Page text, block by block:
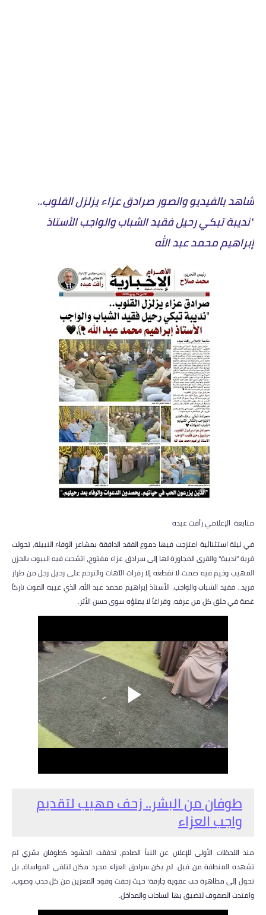
شاهد بالفيديو والصور صرادق عزاء يزلزل القلوب..
"نديبة تبكي رحيل فقيد الشباب والواجب الأستاذ
إبراهيم محمد عبد الله
متابعة الإعلامي رأفت عبده
في ليلة استثنائية امتزجت فيها دموع الفقد الدافقة بمشاعر الوفاء النبيلة، تحولت
قرية "نديبة" والقرى المجاورة لها إلى سرادق عزاء مفتوح، اتشحت فيه البيوت بالحزن
المهيب وخيم فيه صمت لا تقطعه إلا زفرات الآهات والترحم على رحيل رجل من طراز
فريد.. فقيد الشباب والواجب، الأستاذ إبراهيم محمد عبد الله، الذي غيبه الموت تاركاً
غصة في حلق كل من عرفه، وفراغاً لا يملؤه سوى حسن الأثر.
طوفان من البشر.. زحف مهيب لتقديم
واجب العزاء
منذ اللحظات الأولى للإعلان عن النبأ الصادم، تدفقت الحشود كطوفان بشري لم
تشهده المنطقة من قبل. لم يكن سرادق العزاء مجرد مكان لتلقي المواساة، بل
تحول إلى مظاهرة حب عفوية جارفة؛ حيث زحفت وفود المعزين من كل حدب وصوب،
وامتدت الصفوف لتضيق بها الساحات والمداخل.